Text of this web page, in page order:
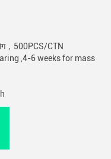
，500PCS/CTN
,4-6 weeks for mass